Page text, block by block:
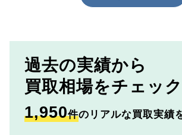
過去の実績から
買取相場をチェック
1,950件のリアルな買取実績